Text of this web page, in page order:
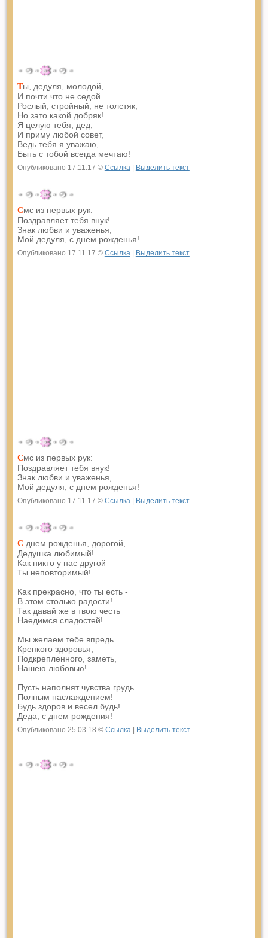
Ты, дедуля, молодой,
И почти что не седой
Рослый, стройный, не толстяк,
Но зато какой добряк!
Я целую тебя, дед,
И приму любой совет,
Ведь тебя я уважаю,
Быть с тобой всегда мечтаю!
Опубликовано 17.11.17 © Ссылка| Выделить текст
Смс из первых рук:
Поздравляет тебя внук!
Знак любви и уваженья,
Мой дедуля, с днем рожденья!
Опубликовано 17.11.17 © Ссылка| Выделить текст
Смс из первых рук:
Поздравляет тебя внук!
Знак любви и уваженья,
Мой дедуля, с днем рожденья!
Опубликовано 17.11.17 © Ссылка| Выделить текст
С днем рожденья, дорогой,
Дедушка любимый!
Как никто у нас другой
Ты неповторимый!
Как прекрасно, что ты есть -
В этом столько радости!
Так давай же в твою честь
Наедимся сладостей!
Мы желаем тебе впредь
Крепкого здоровья,
Подкрепленного, заметь,
Нашею любовью!
Пусть наполнят чувства грудь
Полным наслаждением!
Будь здоров и весел будь!
Деда, с днем рождения!
Опубликовано 25.03.18 © Ссылка| Выделить текст